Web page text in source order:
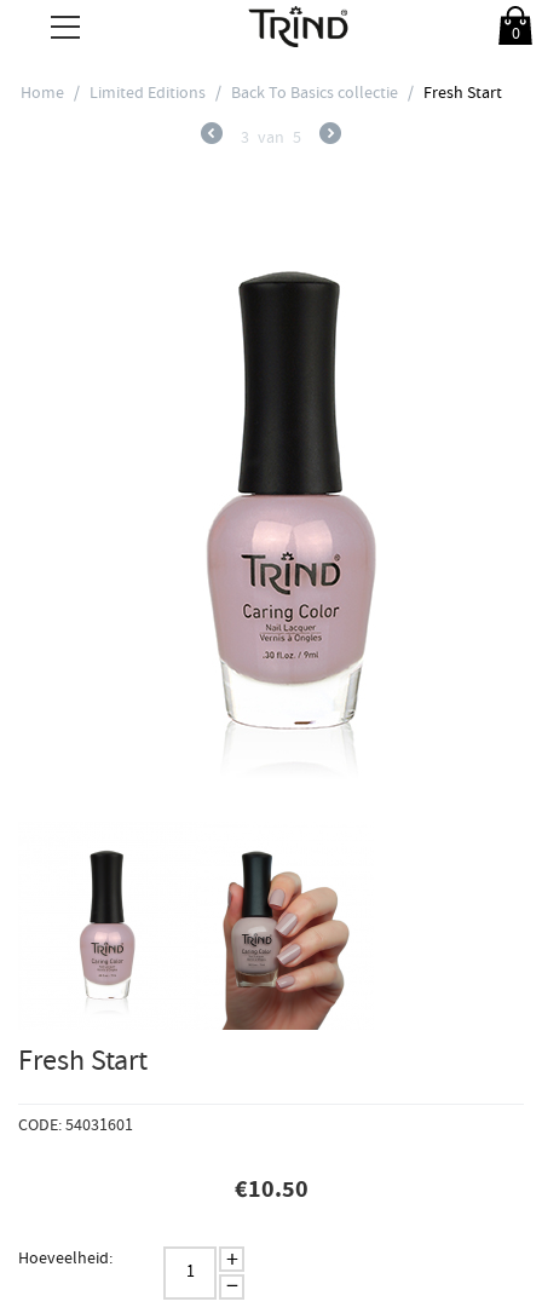
0
Home / Limited Editions / Back To Basics collectie / Fresh Start
3 van 5
Fresh Start
CODE: 54031601
€10.50
Hoeveelheid: +
−